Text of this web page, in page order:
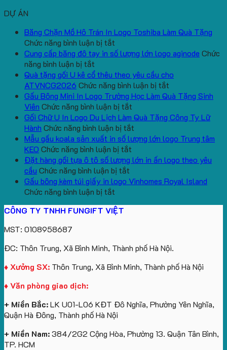
DỰ ÁN
Băng Chặn Mồ Hô Trán In Logo Toshiba Làm Quà Tặng
Chức năng bình luận bị tắt
Băng
Mồ
Hô
Trán
In
Logo
Toshiba
Làm
Quà
Tặng
Cung cấp băng đô tay in số lượng lớn logo aginode Chức
năng bình luận bị tắt
Cung
cấp
băng
đô
tay
in
số
lượng
lớn
logo
aginode
Quà tặng gối U kê cổ thêu theo yêu cầu cho
ATVNCG2026 Chức năng bình luận bị tắt
Quà
gối
kê
thêu
yêu
Gấu Bông Mini In Logo Trường Học Làm Quà Tặng Sinh
Viên Chức năng bình luận bị tắt
Gấu
Bông
Mini
Logo
Học
Gối Chữ U In Logo Du Lịch Làm Quà Tặng Công Ty Lữ
Hành Chức năng bình luận bị tắt
Gối
U
Logo
Công
Ty
Lữ
Mẫu gấu koala sản xuất in số lượng lớn logo Trung tâm
KEO Chức năng bình luận bị tắt
Mẫu
koala
lớn
logo
Trung
Đặt hàng gối tựa ô tô số lượng lớn in ấn logo theo yêu
cầu Chức năng bình luận bị tắt
Đặt
số
lượng
lớn
theo
cầu
Gấu bông kèm túi giấy in logo Vinhomes Royal Island
Chức năng bình luận bị tắt
bông
giấy
in
logo
CÔNG TY TNHH FUNGIFT VIỆT
MST: 0108958687
ĐC: Thôn Trung, Xã Bình Minh, Thành phố Hà Nội.
♦ Xưởng SX: Thôn Trung, Xã Bình Minh, Thành phố Hà Nội
♦ Văn phòng giao dịch:
+ Miền Bắc:LK U01-L06 KĐT Đô Nghĩa, Phường Yên Nghĩa,
Quận Hà Đông, Thành phố Hà Nội
+ Miền Nam:384/2G2 Cộng Hòa, Phường 13. Quận Tân Bình,
TP. HCM